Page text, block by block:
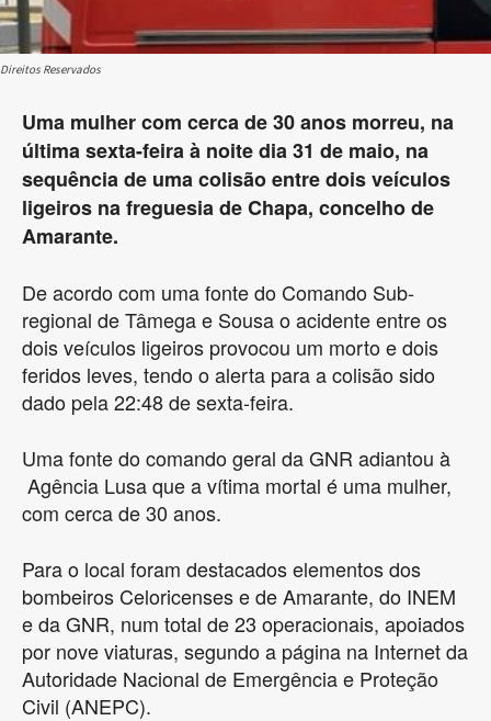
Direitos Reservados
Uma mulher com cerca de 30 anos morreu, na
última sexta-feira à noite dia 31 de maio, na
sequência de uma colisão entre dois veículos
ligeiros na freguesia de Chapa, concelho de
Amarante.
De acordo com uma fonte do Comando Sub-
regional de Tâmega e Sousa o acidente entre os
dois veículos ligeiros provocou um morto e dois
feridos leves, tendo o alerta para a colisão sido
dado pela 22:48 de sexta-feira.
Uma fonte do comando geral da GNR adiantou à
Agência Lusa que a vítima mortal é uma mulher,
com cerca de 30 anos.
Para o local foram destacados elementos dos
bombeiros Celoricenses e de Amarante, do INEM
e da GNR, num total de 23 operacionais, apoiados
por nove viaturas, segundo a página na Internet da
Autoridade Nacional de Emergência e Proteção
Civil (ANEPC).